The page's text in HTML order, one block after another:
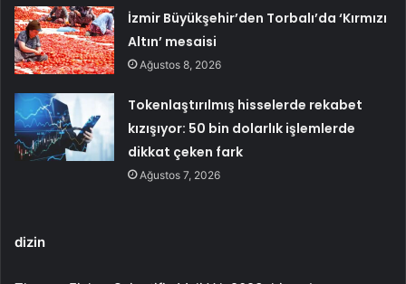
İzmir Büyükşehir’den Torbalı’da ‘Kırmızı
Altın’ mesaisi
Ağustos 8, 2026
Tokenlaştırılmış hisselerde rekabet
kızışıyor: 50 bin dolarlık işlemlerde
dikkat çeken fark
Ağustos 7, 2026
dizin